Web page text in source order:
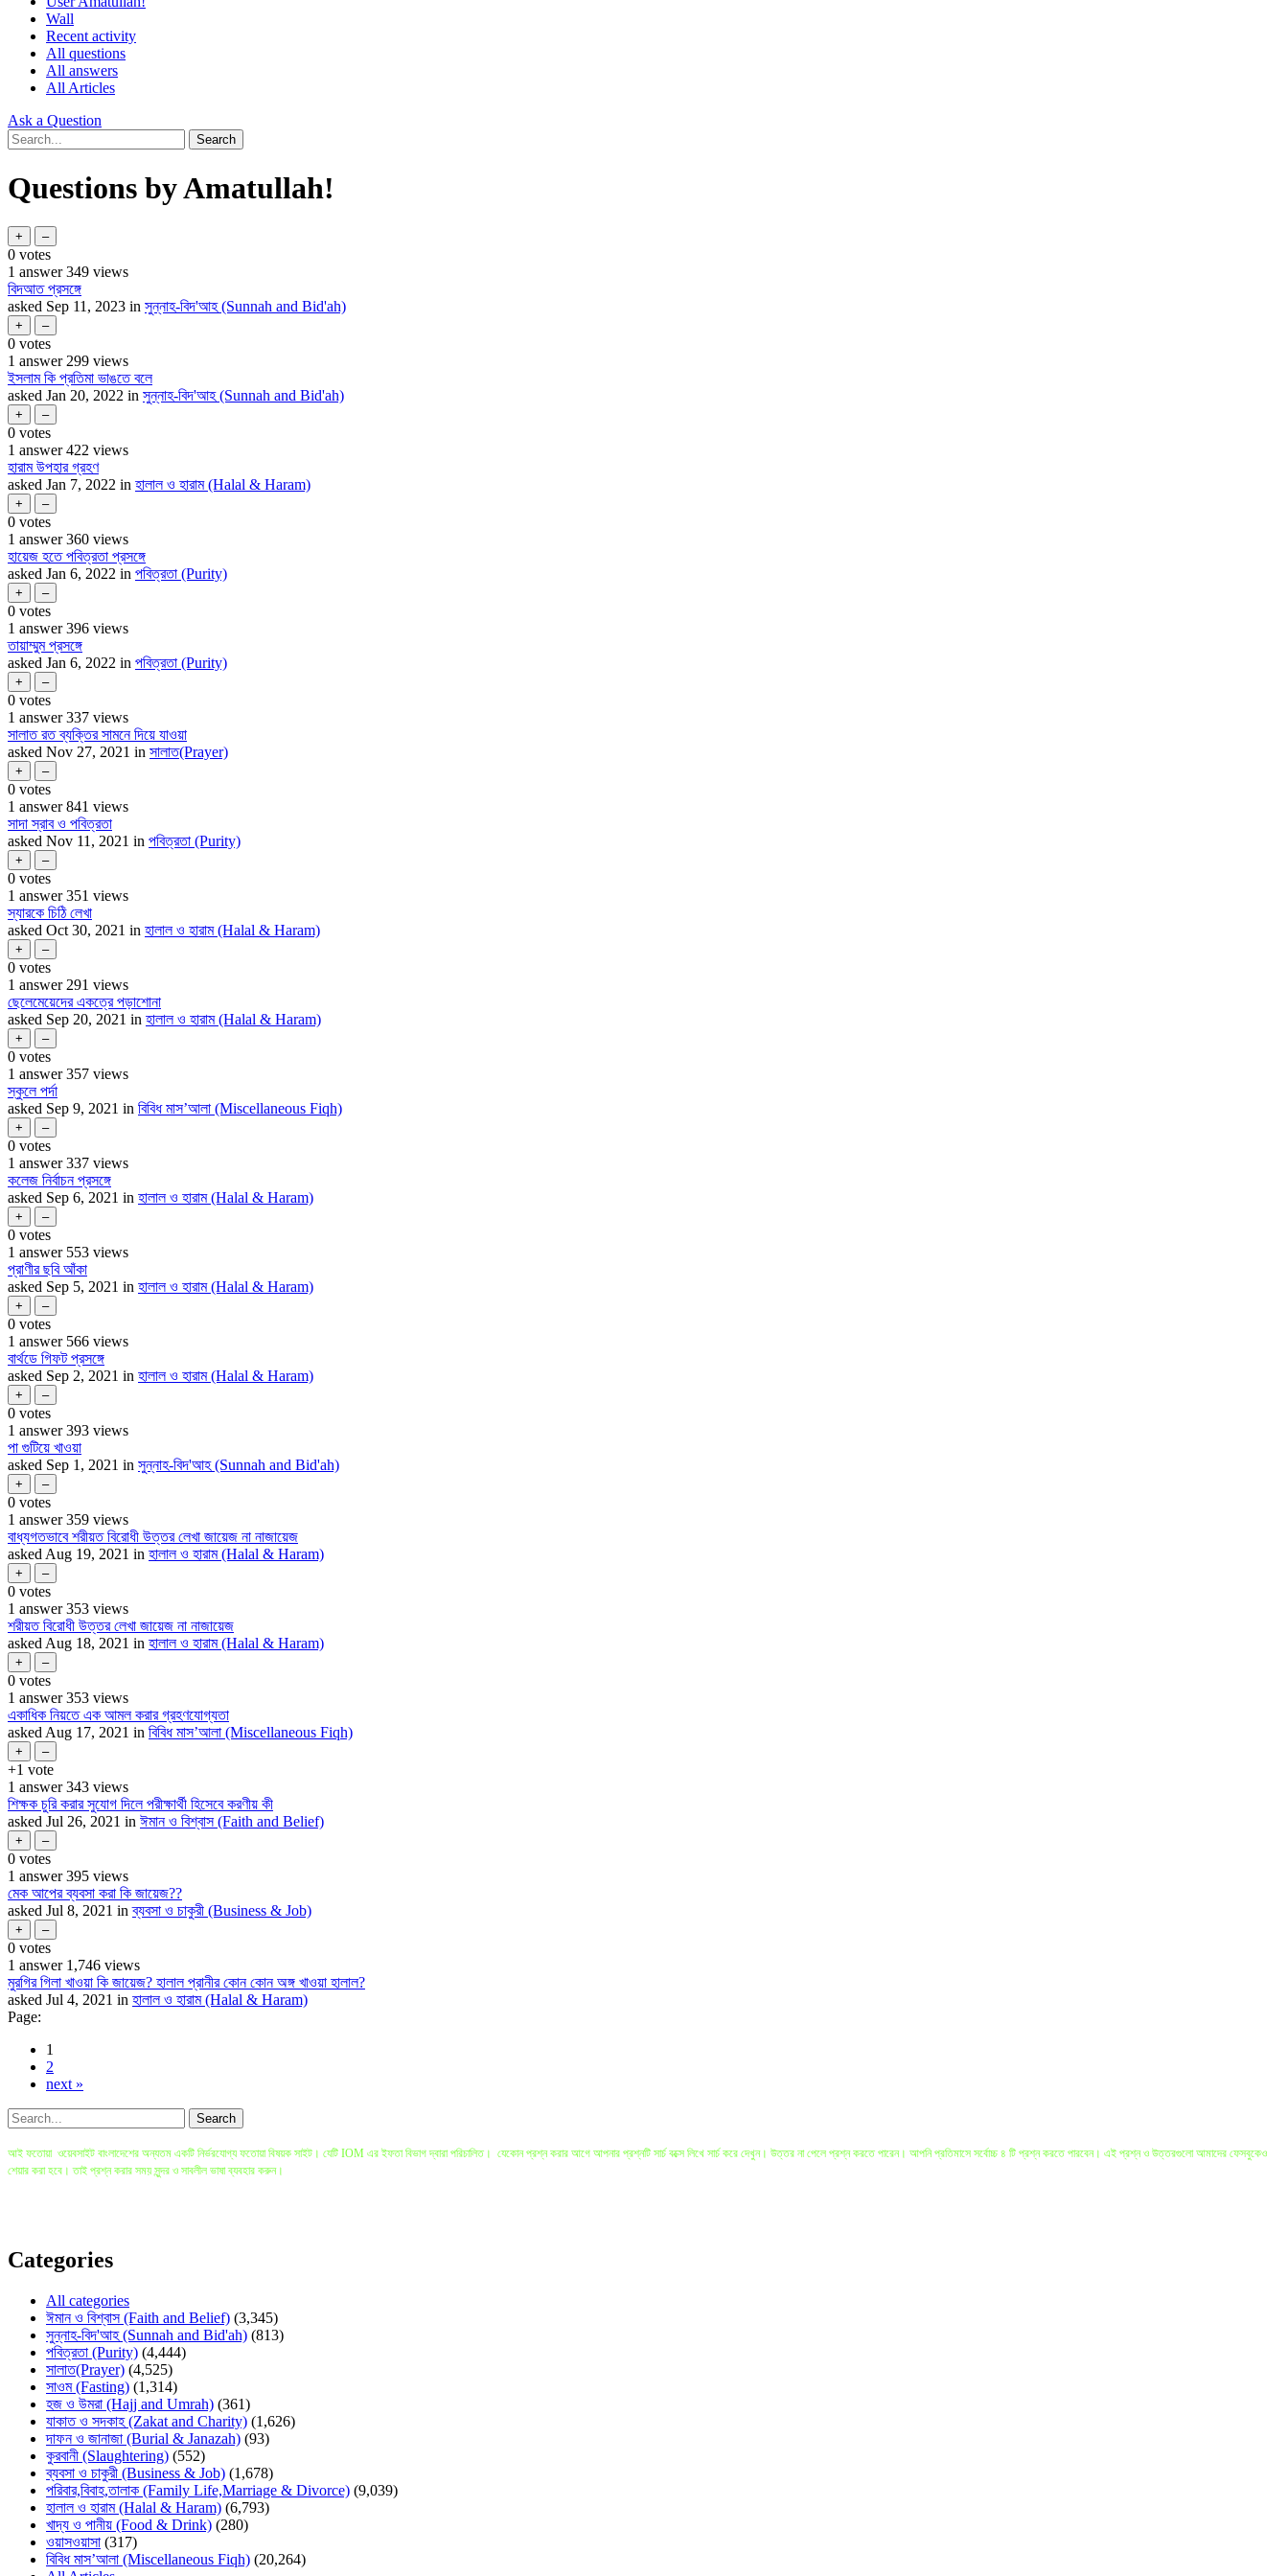
Wall
Recent activity
All questions
All answers
All Articles
Ask a Question
Questions by Amatullah!
0 votes
1 answer 349 views
বিদআত প্রসঙ্গে
asked Sep 11, 2023 in সুন্নাহ-বিদ'আহ (Sunnah and Bid'ah)
0 votes
1 answer 299 views
ইসলাম কি প্রতিমা ভাঙতে বলে
asked Jan 20, 2022 in সুন্নাহ-বিদ'আহ (Sunnah and Bid'ah)
0 votes
1 answer 422 views
হারাম উপহার গ্রহণ
asked Jan 7, 2022 in হালাল ও হারাম (Halal & Haram)
0 votes
1 answer 360 views
হায়েজ হতে পবিত্রতা প্রসঙ্গে
asked Jan 6, 2022 in পবিত্রতা (Purity)
0 votes
1 answer 396 views
তায়াম্মুম প্রসঙ্গে
asked Jan 6, 2022 in পবিত্রতা (Purity)
0 votes
1 answer 337 views
সালাত রত ব্যক্তির সামনে দিয়ে যাওয়া
asked Nov 27, 2021 in সালাত(Prayer)
0 votes
1 answer 841 views
সাদা স্রাব ও পবিত্রতা
asked Nov 11, 2021 in পবিত্রতা (Purity)
0 votes
1 answer 351 views
স্যারকে চিঠি লেখা
asked Oct 30, 2021 in হালাল ও হারাম (Halal & Haram)
0 votes
1 answer 291 views
ছেলেমেয়েদের একত্রে পড়াশোনা
asked Sep 20, 2021 in হালাল ও হারাম (Halal & Haram)
0 votes
1 answer 357 views
স্কুলে পর্দা
asked Sep 9, 2021 in বিবিধ মাস’আলা (Miscellaneous Fiqh)
0 votes
1 answer 337 views
কলেজ নির্বাচন প্রসঙ্গে
asked Sep 6, 2021 in হালাল ও হারাম (Halal & Haram)
0 votes
1 answer 553 views
প্রাণীর ছবি আঁকা
asked Sep 5, 2021 in হালাল ও হারাম (Halal & Haram)
0 votes
1 answer 566 views
বার্থডে গিফট প্রসঙ্গে
asked Sep 2, 2021 in হালাল ও হারাম (Halal & Haram)
0 votes
1 answer 393 views
পা গুটিয়ে খাওয়া
asked Sep 1, 2021 in সুন্নাহ-বিদ'আহ (Sunnah and Bid'ah)
0 votes
1 answer 359 views
বাধ্যগতভাবে শরীয়ত বিরোধী উত্তর লেখা জায়েজ না নাজায়েজ
asked Aug 19, 2021 in হালাল ও হারাম (Halal & Haram)
0 votes
1 answer 353 views
শরীয়ত বিরোধী উত্তর লেখা জায়েজ না নাজায়েজ
asked Aug 18, 2021 in হালাল ও হারাম (Halal & Haram)
0 votes
1 answer 353 views
একাধিক নিয়তে এক আমল করার গ্রহণযোগ্যতা
asked Aug 17, 2021 in বিবিধ মাস’আলা (Miscellaneous Fiqh)
+1 vote
1 answer 343 views
শিক্ষক চুরি করার সুযোগ দিলে পরীক্ষার্থী হিসেবে করণীয় কী
asked Jul 26, 2021 in ঈমান ও বিশ্বাস (Faith and Belief)
0 votes
1 answer 395 views
মেক আপের ব্যবসা করা কি জায়েজ??
asked Jul 8, 2021 inব্যবসা ও চাকুরী (Business & Job)
0 votes
1 answer 1,746 views
মুরগির গিলা খাওয়া কি জায়েজ? হালাল প্রানীর কোন কোন অঙ্গ খাওয়া হালাল?
asked Jul 4, 2021 in হালাল ও হারাম (Halal & Haram)
Page:
1
2
next »
আই ফতোয়া ওয়েবসাইট বাংলাদেশের অন্যতম একটি নির্ভরযোগ্য ফতোয়া বিষয়ক সাইট। যেটি IOM এর ইফতা বিভাগ দ্বারা পরিচালিত। যেকোন প্রশ্ন করার আগে আপনার প্রশ্নটি সার্চ বক্সে লিখে সার্চ করে দেখুন। উত্তর না পেলে প্রশ্ন করতে পারেন। আপনি প্রতিমাসে সর্বোচ্চ ৪ টি প্রশ্ন করতে পারবেন। এই প্রশ্ন ও উত্তরগুলো আমাদের ফেসবুকেও
শেয়ার করা হবে। তাই প্রশ্ন করার সময় সুন্দর ও সাবলীল ভাষা ব্যবহার করুন।
Categories
All categories
ঈমান ও বিশ্বাস (Faith and Belief) (3,345)
সুন্নাহ-বিদ'আহ (Sunnah and Bid'ah) (813)
পবিত্রতা (Purity) (4,444)
সালাত(Prayer) (4,525)
সাওম (Fasting) (1,314)
হজ ও উমরা (Hajj and Umrah) (361)
যাকাত ও সদকাহ (Zakat and Charity) (1,626)
দাফন ও জানাজা (Burial & Janazah) (93)
কুরবানী (Slaughtering) (552)
ব্যবসা ও চাকুরী (Business & Job) (1,678)
পরিবার,বিবাহ,তালাক (Family Life,Marriage & Divorce) (9,039)
হালাল ও হারাম (Halal & Haram) (6,793)
খাদ্য ও পানীয় (Food & Drink) (280)
ওয়াসওয়াসা (317)
বিবিধ মাস’আলা (Miscellaneous Fiqh) (20,264)